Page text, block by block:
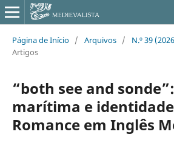
Página de Início / Arquivos / N.º 39
Artigos
“both see and
marítima e
Romance em Inglês